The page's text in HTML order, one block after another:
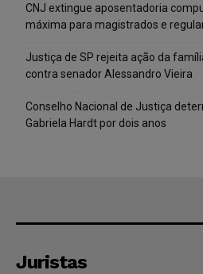
CNJ extingue aposentadoria
máxima para magistrados e
Justiça de SP rejeita ação da
contra senador Alessandro Vieira
Conselho Nacional de Justiça
Gabriela Hardt por dois anos
Juristas